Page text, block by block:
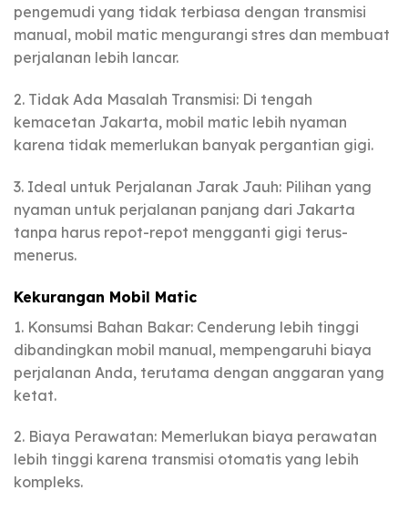
pengemudi yang tidak terbiasa dengan transmisi
manual, mobil matic mengurangi stres dan membuat
perjalanan lebih lancar.
2. Tidak Ada Masalah Transmisi: Di tengah
kemacetan Jakarta, mobil matic lebih nyaman
karena tidak memerlukan banyak pergantian gigi.
3. Ideal untuk Perjalanan Jarak Jauh: Pilihan yang
nyaman untuk perjalanan panjang dari Jakarta
tanpa harus repot-repot mengganti gigi terus-
menerus.
Kekurangan Mobil Matic
1. Konsumsi Bahan Bakar: Cenderung lebih tinggi
dibandingkan mobil manual, mempengaruhi biaya
perjalanan Anda, terutama dengan anggaran yang
ketat.
2. Biaya Perawatan: Memerlukan biaya perawatan
lebih tinggi karena transmisi otomatis yang lebih
kompleks.